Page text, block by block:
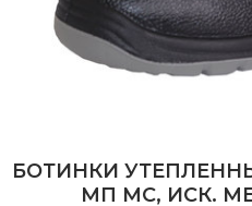
БОТИНКИ
МП МС, ИСК.